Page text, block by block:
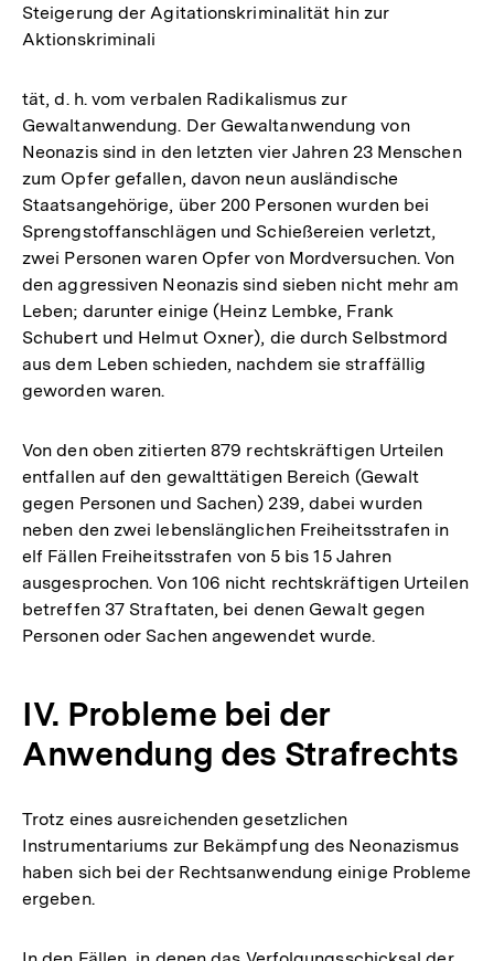
Steigerung der Agitationskriminalität hin zur
Aktionskriminali
tät, d. h. vom verbalen Radikalismus zur
Gewaltanwendung. Der Gewaltanwendung von
Neonazis sind in den letzten vier Jahren 23 Menschen
zum Opfer gefallen, davon neun ausländische
Staatsangehörige, über 200 Personen wurden bei
Sprengstoffanschlägen und Schießereien verletzt,
zwei Personen waren Opfer von Mordversuchen. Von
den aggressiven Neonazis sind sieben nicht mehr am
Leben; darunter einige (Heinz Lembke, Frank
Schubert und Helmut Oxner), die durch Selbstmord
aus dem Leben schieden, nachdem sie straffällig
geworden waren.
Von den oben zitierten 879 rechtskräftigen Urteilen
entfallen auf den gewalttätigen Bereich (Gewalt
gegen Personen und Sachen) 239, dabei wurden
neben den zwei lebenslänglichen Freiheitsstrafen in
elf Fällen Freiheitsstrafen von 5 bis 15 Jahren
ausgesprochen. Von 106 nicht rechtskräftigen Urteilen
betreffen 37 Straftaten, bei denen Gewalt gegen
Personen oder Sachen angewendet wurde.
IV. Probleme bei der
Anwendung des Strafrechts
Trotz eines ausreichenden gesetzlichen
Instrumentariums zur Bekämpfung des Neonazismus
haben sich bei der Rechtsanwendung einige Probleme
ergeben.